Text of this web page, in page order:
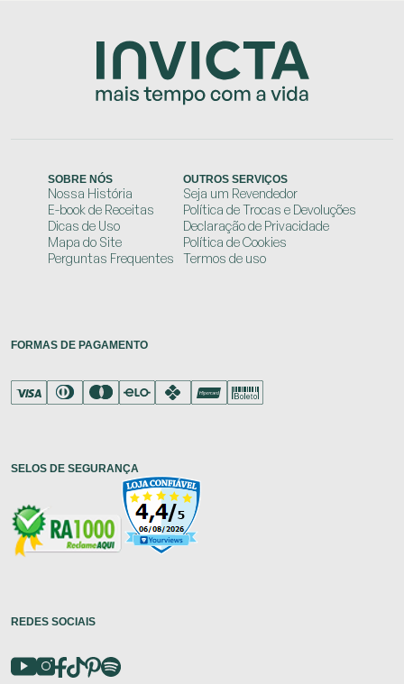
SOBRE NÓS
Nossa História
E-book de Receitas
Dicas de Uso
Mapa do Site
Perguntas Frequentes
OUTROS SERVIÇOS
Seja um Revendedor
Política de Trocas e Devoluções
Declaração de Privacidade
Política de Cookies
Termos de uso
FORMAS DE PAGAMENTO
SELOS DE SEGURANÇA
REDES SOCIAIS